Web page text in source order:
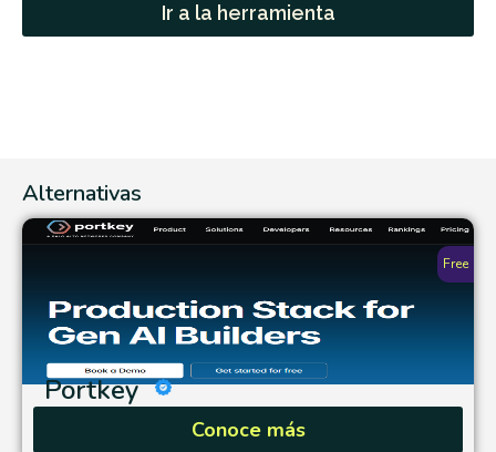
Ir a la herramienta
Alternativas
Portkey
Conoce más
Free